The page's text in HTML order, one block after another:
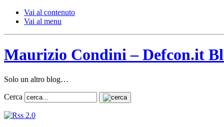
Vai al contenuto
Vai al menu
Maurizio Condini – Defcon.it
Solo un altro blog…
Cerca